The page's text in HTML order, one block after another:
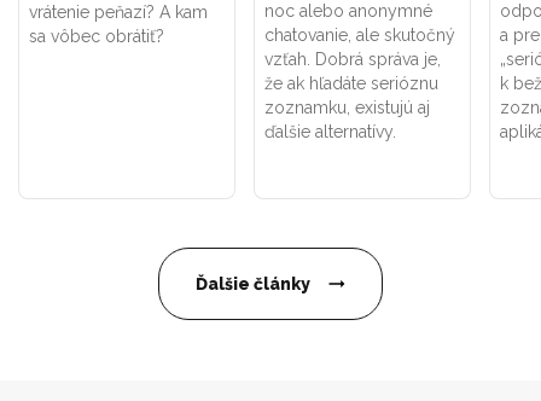
vrátenie peňazí? A kam
sa vôbec obrátiť?
noc alebo anonymné
chatovanie, ale skutočný
vzťah. Dobrá správa je,
že ak hľadáte serióznu
zoznamku, existujú aj
ďalšie alternatívy.
a
k
Ďalšie články